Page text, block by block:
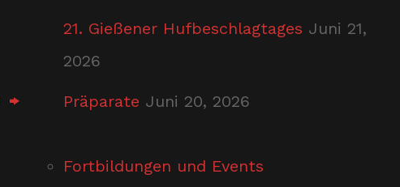
21. Gießener Hufbeschlagtages Juni 21,
2026
Präparate Juni 20, 2026
Fortbildungen und Events